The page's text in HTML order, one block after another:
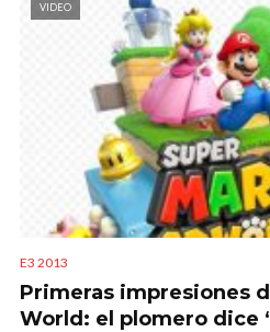
VIDEO
E3 2013
Primeras impresiones
World: el plomero dice